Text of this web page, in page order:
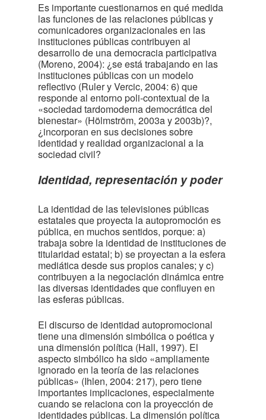
Es importante cuestionarnos en qué medida
las funciones de las relaciones públicas y
comunicadores organizacionales en las
instituciones públicas contribuyen al
desarrollo de una democracia participativa
(Moreno, 2004): ¿se está trabajando en las
instituciones públicas con un modelo
reflectivo (Ruler y Vercic, 2004: 6) que
responde al entorno poli-contextual de la
«sociedad tardomoderna democrática del
bienestar» (Hölmström, 2003a y 2003b)?,
¿incorporan en sus decisiones sobre
identidad y realidad organizacional a la
sociedad civil?
Identidad, representación y poder
La identidad de las televisiones públicas
estatales que proyecta la autopromoción es
pública, en muchos sentidos, porque: a)
trabaja sobre la identidad de instituciones de
titularidad estatal; b) se proyectan a la esfera
mediática desde sus propios canales; y c)
contribuyen a la negociación dinámica entre
las diversas identidades que confluyen en
las esferas públicas.
El discurso de identidad autopromocional
tiene una dimensión simbólica o poética y
una dimensión política (Hall, 1997). El
aspecto simbólico ha sido «ampliamente
ignorado en la teoría de las relaciones
públicas» (Ihlen, 2004: 217), pero tiene
importantes implicaciones, especialmente
cuando se relaciona con la proyección de
identidades públicas. La dimensión política